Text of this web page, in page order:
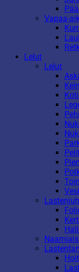
Vapaa-
Lelut
Lelut